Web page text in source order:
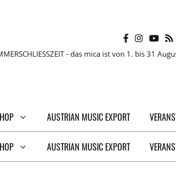
- das mica ist von 1. bis 31
AUSTRIAN MUSIC EXPORT
AUSTRIAN MUSIC EXPORT